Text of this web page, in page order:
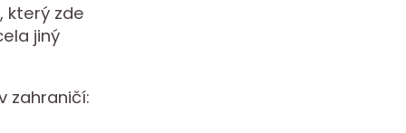
který zde
jiný
zahraničí: